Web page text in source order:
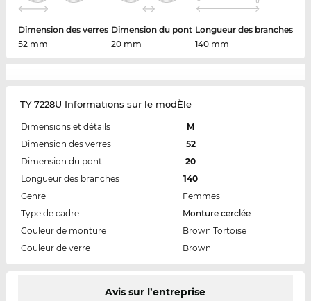
Dimension des verres
52 mm
Dimension du pont
20 mm
Longueur des branches
140 mm
TY 7228U Informations sur le modÈle
Dimensions et détails
M
Dimension des verres
52
Dimension du pont
20
Longueur des branches
140
Genre
Femmes
Type de cadre
Monture cerclée
Couleur de monture
Brown Tortoise
Couleur de verre
Brown
Avis sur l’entreprise